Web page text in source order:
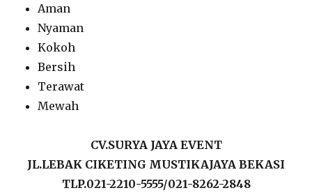
Aman
Nyaman
Kokoh
Bersih
Terawat
Mewah
CV.SURYA JAYA EVENT
JL.LEBAK CIKETING MUSTIKAJAYA BEKASI
TLP.021-2210-5555/021-8262-2848